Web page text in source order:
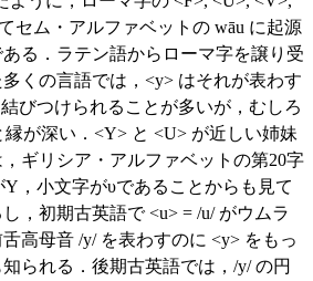
セム・アルファベットの wāu に起源
る．ラテン語からローマ字を譲り受
くの言語では，<y> はそれが表わす
びつけられることが多いが，むしろ
縁が深い．<Y> と <U> が近しい姉妹
ギリシア・アルファベットの第20字
Υ，小文字がυであることからも見て
，初期古英語で <u> = /u/ がウムラ
高母音 /y/ を表わすのに <y> をもっ
られる．後期古英語では，/y/ の円